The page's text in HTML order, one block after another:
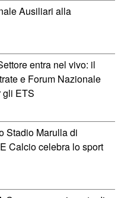
Ausiliari alla
entra nel vivo: il
e Forum Nazionale
gli ETS
Stadio Marulla di
Calcio celebra lo sport